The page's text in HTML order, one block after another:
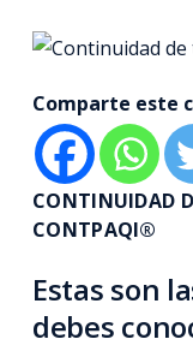
Comparte este
CONTINUIDAD
CONTPAQI®
Estas son
debes